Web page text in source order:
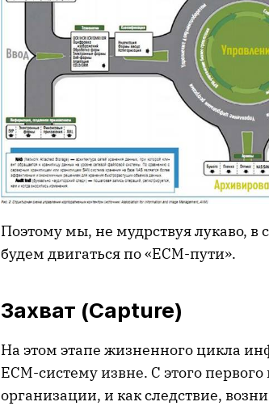
Поэтому мы, не мудрствуя лукаво, в
будем двигаться по «ECM-пути».
Захват (Capture)
На этом этапе жизненного цикла
ECM-систему извне. С этого
организации, и как следствие,